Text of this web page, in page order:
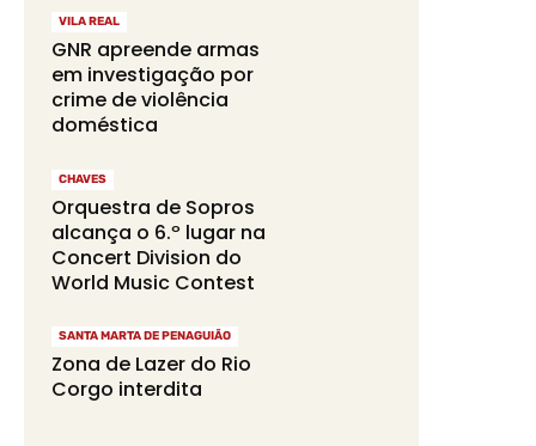
VILA REAL
GNR apreende armas
em investigação por
crime de violência
doméstica
CHAVES
Orquestra de Sopros
alcança o 6.º lugar na
Concert Division do
World Music Contest
SANTA MARTA DE PENAGUIÃO
Zona de Lazer do Rio
Corgo interdita